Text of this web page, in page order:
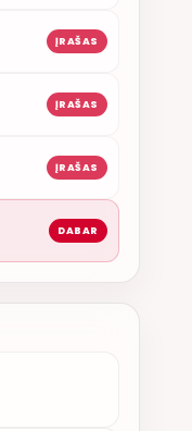
ĮRAŠAS
ĮRAŠAS
ĮRAŠAS
DABAR